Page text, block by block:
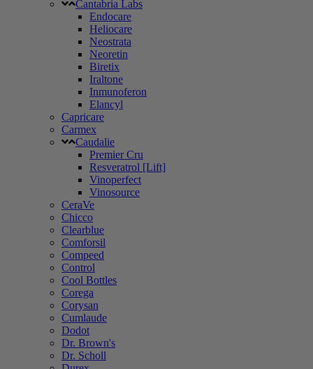
Cantabria Labs
Endocare
Heliocare
Neostrata
Neoretin
Biretix
Iraltone
Inmunoferon
Elancyl
Capricare
Carmex
Caudalie
Premier Cru
Resveratrol [Lift]
Vinoperfect
Vinosource
CeraVe
Chicco
Clearblue
Comforsil
Compeed
Control
Cool Bottles
Corega
Corysan
Cumlaude
Dodot
Dr. Brown's
Dr. Scholl